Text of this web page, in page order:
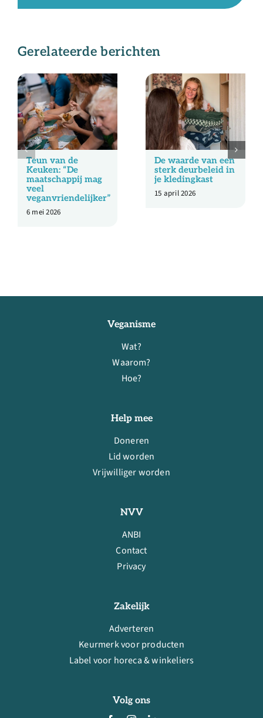
Gerelateerde berichten
Teun van de
Keuken: “De
maatschappij mag
veel
veganvriendelijker”
6 mei 2026
De waarde van een
sterk deurbeleid in
je kledingkast
15 april 2026
Veganisme
Wat?
Waarom?
Hoe?
Help mee
Doneren
Lid worden
Vrijwilliger worden
NVV
ANBI
Contact
Privacy
Zakelijk
Adverteren
Keurmerk voor producten
Label voor horeca & winkeliers
Volg ons